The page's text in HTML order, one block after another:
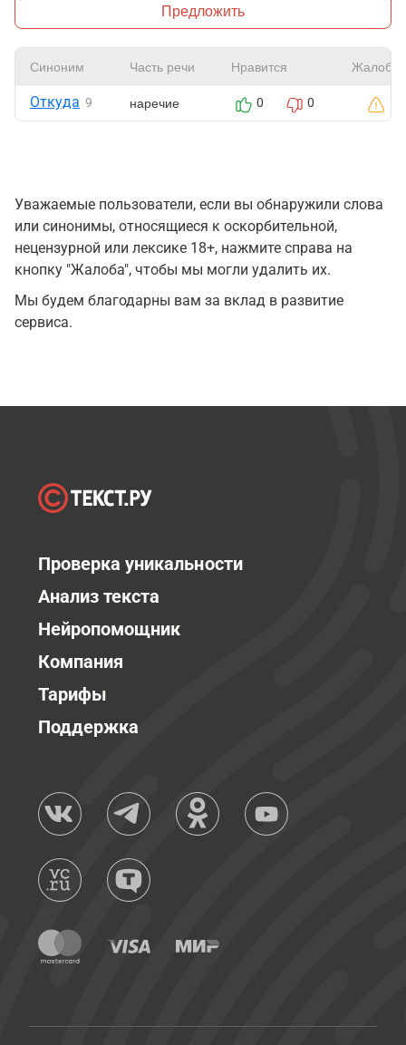
Предложить
Синоним Часть речи Нравится Жалоба
Откуда 9 наречие 0 0
Уважаемые пользователи, если вы обнаружили слова
или синонимы, относящиеся к оскорбительной,
нецензурной или лексике 18+, нажмите справа на
кнопку "Жалоба", чтобы мы могли удалить их.
Мы будем благодарны вам за вклад в развитие
сервиса.
Проверка уникальности
Анализ текста
Нейропомощник
Компания
Тарифы
Поддержка